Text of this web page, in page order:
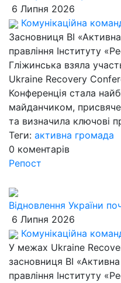
6 Липня 2026
Комунікаційна
Засновниця ВІ
правління Інституту
Гліжинська взяла
Ukraine Recovery
Конференція стала
майданчиком,
та визначила ключові
Теги: активна громада
0 коментарів
Репост
Відновлення України
6 Липня 2026
Комунікаційна
У межах Ukraine
засновниця ВІ
правління Інституту